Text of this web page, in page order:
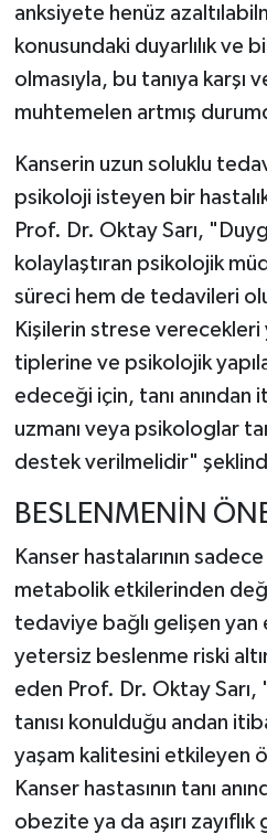
anksiyete henüz
konusundaki duyarlılık ve
olmasıyla, bu tanıya karşı
muhtemelen artmış
Kanserin uzun soluklu
psikoloji isteyen bir
Prof. Dr. Oktay Sarı,
kolaylaştıran psikolojik
süreci hem de tedavileri
Kişilerin strese verecekleri
tiplerine ve psikolojik
edeceği için, tanı anından
uzmanı veya psikologlar
destek verilmelidir"
BESLENMENİN
Kanser hastalarının
metabolik etkilerinden
tedaviye bağlı gelişen yan
yetersiz beslenme riski
eden Prof. Dr. Oktay Sarı,
tanısı konulduğu andan
yaşam kalitesini etkileyen
Kanser hastasının tanı
obezite ya da aşırı